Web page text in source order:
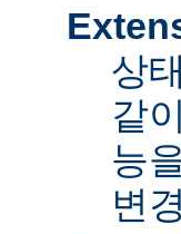
상
같
능
변